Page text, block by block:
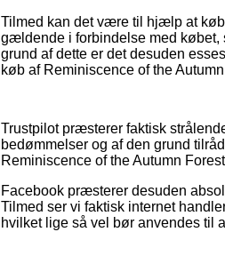
Tilmed kan det være til hjælp at
gældende i forbindelse med købet,
grund af dette er det desuden
køb af Reminiscence of the
Trustpilot præsterer faktisk
bedømmelser og af den grund
Reminiscence of the Autumn
Facebook præsterer desuden
Tilmed ser vi faktisk internet
hvilket lige så vel bør anvendes til